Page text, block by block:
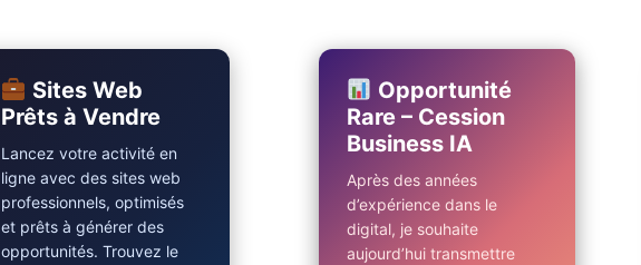
Sites Web
Prêts à Vendre
Lancez votre activité en
ligne avec des sites web
professionnels, optimisés
et prêts à générer des
opportunités. Trouvez le
Opportunité
Rare – Cession
Business IA
Après des années
d’expérience dans le
digital, je souhaite
aujourd’hui transmettre